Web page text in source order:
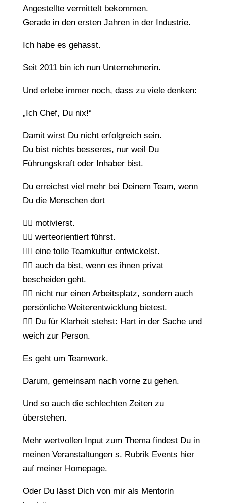
Angestellte vermittelt bekommen.
Gerade in den ersten Jahren in der Industrie.
Ich habe es gehasst.
Seit 2011 bin ich nun Unternehmerin.
Und erlebe immer noch, dass zu viele denken:
„Ich Chef, Du nix!“
Damit wirst Du nicht erfolgreich sein.
Du bist nichts besseres, nur weil Du
Führungskraft oder Inhaber bist.
Du erreichst viel mehr bei Deinem Team, wenn
Du die Menschen dort
👉🏼 motivierst.
👉🏼 werteorientiert führst.
👉🏼 eine tolle Teamkultur entwickelst.
👉🏼 auch da bist, wenn es ihnen privat
bescheiden geht.
👉🏼 nicht nur einen Arbeitsplatz, sondern auch
persönliche Weiterentwicklung bietest.
👉🏼 Du für Klarheit stehst: Hart in der Sache und
weich zur Person.
Es geht um Teamwork.
Darum, gemeinsam nach vorne zu gehen.
Und so auch die schlechten Zeiten zu
überstehen.
Mehr wertvollen Input zum Thema findest Du in
meinen Veranstaltungen s. Rubrik Events hier
auf meiner Homepage.
Oder Du lässt Dich von mir als Mentorin